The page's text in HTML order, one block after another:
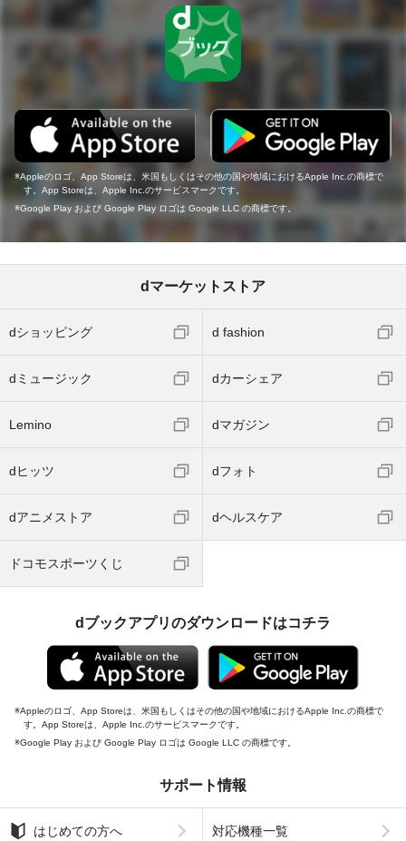
Appleのロゴ、App Storeは、米国もしくはその他の国や地域におけるApple Inc.の商標で
す。App Storeは、Apple Inc.のサービスマークです。
Google Play および Google Play ロゴは Google LLC の商標です。
dマーケットストア
dショッピング d fashion
dミュージック dカーシェア
Lemino dマガジン
dヒッツ dフォト
dアニメストア dヘルスケア
ドコモスポーツくじ
dブックアプリのダウンロードはコチラ
Appleのロゴ、App Storeは、米国もしくはその他の国や地域におけるApple Inc.の商標で
す。App Storeは、Apple Inc.のサービスマークです。
Google Play および Google Play ロゴは Google LLC の商標です。
サポート情報
はじめての方へ 対応機種一覧